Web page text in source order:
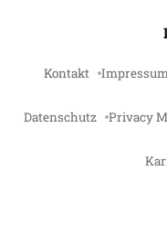
Kontakt
Datenschutz Privacy